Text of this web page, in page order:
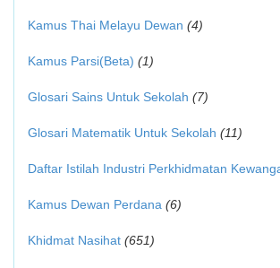
Kamus Thai Melayu Dewan (4)
Kamus Parsi(Beta) (1)
Glosari Sains Untuk Sekolah (7)
Glosari Matematik Untuk Sekolah (11)
Daftar Istilah Industri Perkhidmatan
Kamus Dewan Perdana (6)
Khidmat Nasihat (651)